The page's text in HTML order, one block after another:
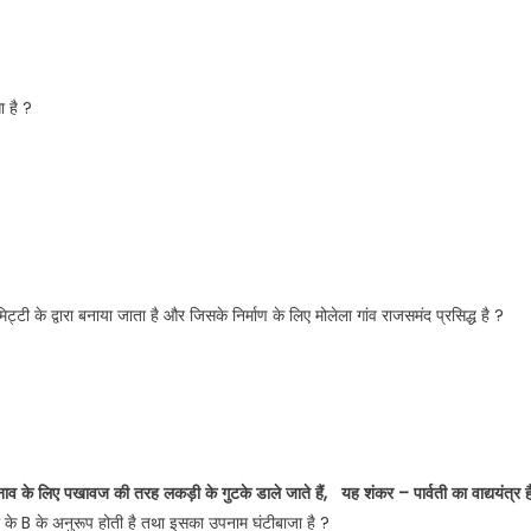
है ?
के द्वारा बनाया जाता है और जिसके निर्माण के लिए मोलेला गांव राजसमंद प्रसिद्ध है ?
के लिए पखावज की तरह लकड़ी के गुटके डाले जाते हैं, यह शंकर – पार्वती का वाद्ययंत्र
के B के अनुरूप होती है तथा इसका उपनाम घंटीबाजा है ?